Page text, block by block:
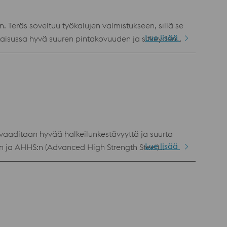
soveltuu työkalujen valmistukseen, sillä se
AISI O1 / AFNOR 90 MCW 5
Lue lisää
hyvää halkeilunkestävyyttä ja suurta
AHHS:n (Advanced High Strength Steel)
Erittäin hyvä mitanpitävyys Ennenaikaisten
tuottavuutta. Kunnossapitotoimien
Hyvä hitsattavuus ja hitsauselektrodien
Lue lisää